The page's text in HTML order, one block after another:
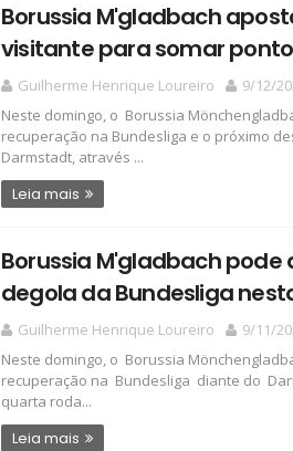
Borussia M'gladbach
visitante para somar
Guilherme Henrique Loureiro
9/12/
Neste domingo, o Borussia
recuperação na Bundesliga e o próximo
Darmstadt, através ...
Leia mais
Borussia M'gladbach pode
degola da Bundesliga
Guilherme Henrique Loureiro
9/11/
Neste domingo, o Borussia
recuperação na Bundesliga diante do
quarta roda...
Leia mais